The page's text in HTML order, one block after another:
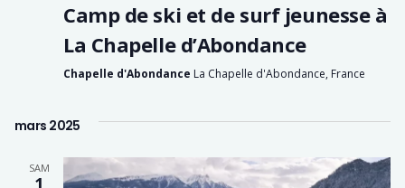
Camp de ski et de surf jeunesse à
La Chapelle d’Abondance
Chapelle d'Abondance La Chapelle d'Abondance, France
mars 2025
SAM
1